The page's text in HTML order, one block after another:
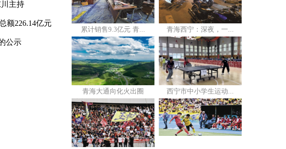
主持
额226.14亿元
公示
累计销售9.3亿元 青... 青海西宁：深夜，一...
青海大通向化火出圈 西宁市中小学生运动...